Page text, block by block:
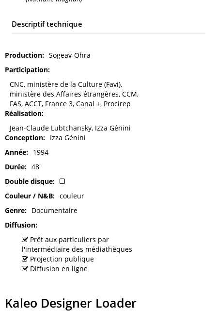
Descriptif technique
Production
Sogeav-Ohra
Participation
CNC, ministère de la Culture (Favi),
ministère des Affaires étrangères, CCM,
FAS, ACCT, France 3, Canal +, Procirep
Réalisation
Jean-Claude Lubtchansky, Izza Génini
Conception
Izza Génini
Année
1994
Durée
48'
Double disque
Couleur / N&B
couleur
Genre
Documentaire
Diffusion
Prêt aux particuliers par
l'intermédiaire des médiathèques
Projection publique
Diffusion en ligne
Kaleo Designer Loader